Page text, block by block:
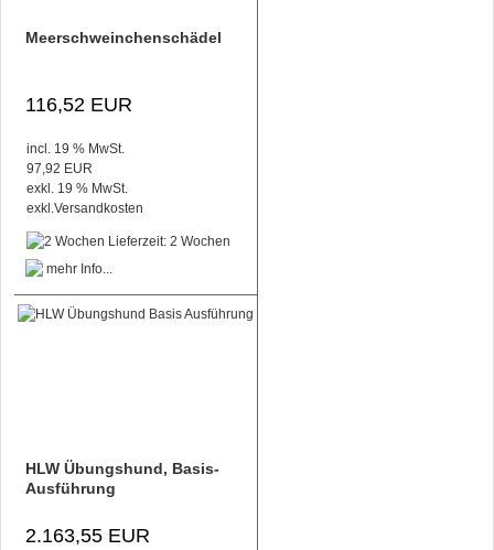
Meerschweinchenschädel
116,52 EUR
incl. 19 % MwSt.
97,92 EUR
exkl. 19 % MwSt.
exkl.Versandkosten
Lieferzeit: 2 Wochen
HLW Übungshund, Basis-
Ausführung
2.163,55 EUR